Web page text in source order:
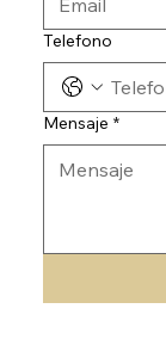
Telefono
Mensaje *